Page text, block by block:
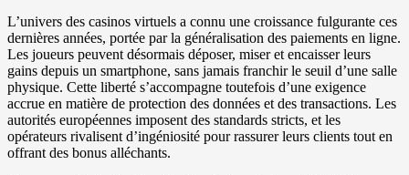
L’univers des casinos virtuels a connu une croissance fulgurante ces
dernières années, portée par la généralisation des paiements en ligne.
Les joueurs peuvent désormais déposer, miser et encaisser leurs
gains depuis un smartphone, sans jamais franchir le seuil d’une salle
physique. Cette liberté s’accompagne toutefois d’une exigence
accrue en matière de protection des données et des transactions. Les
autorités européennes imposent des standards stricts, et les
opérateurs rivalisent d’ingéniosité pour rassurer leurs clients tout en
offrant des bonus alléchants.